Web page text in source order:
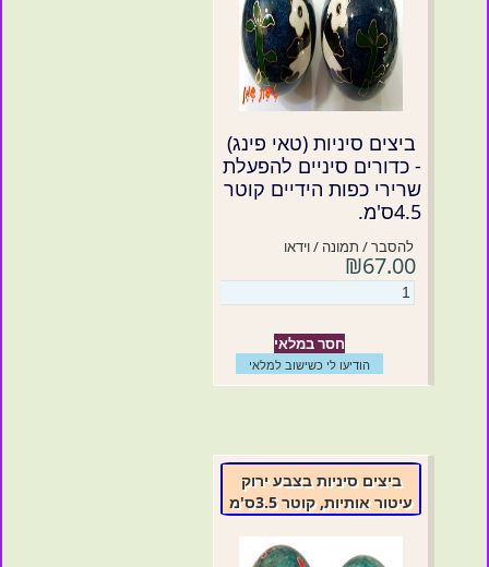
ביצים סיניות (טאי פינג)
- כדורים סיניים להפעלת
שרירי כפות הידיים קוטר
4.5ס'מ.
להסבר / תמונה / וידאו
₪67.00
חסר במלאי
הודיעו לי כשישוב למלאי
ביצים סיניות בצבע ירוק
עיטור אותיות, קוטר 3.5ס'מ